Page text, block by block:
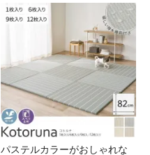
パステルカラーがおしゃれな